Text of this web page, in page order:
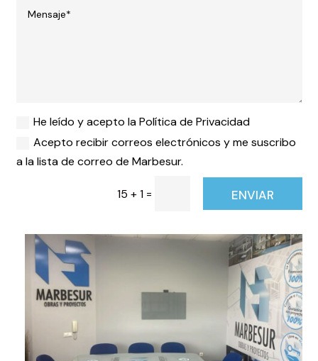
He leído y acepto la Política de Privacidad
Acepto recibir correos electrónicos y me suscribo
a la lista de correo de Marbesur.
15 + 1= ENVIAR